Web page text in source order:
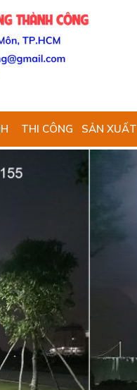
THI CÔNG SẢN XUẤT